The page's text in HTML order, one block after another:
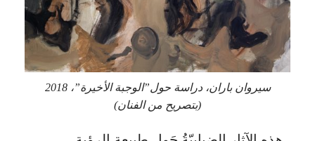
سيروان باران، دراسة حول”الوجبة الأخيرة”، 2018
(بتصريح من الفنان)